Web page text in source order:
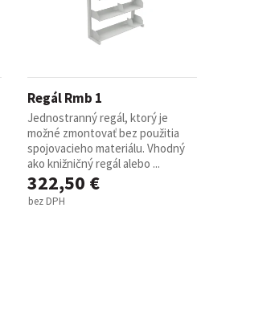
Regál Rmb 1
Jednostranný regál, ktorý je
možné zmontovať bez použitia
spojovacieho materiálu. Vhodný
ako knižničný regál alebo ...
322,50 €
bez DPH